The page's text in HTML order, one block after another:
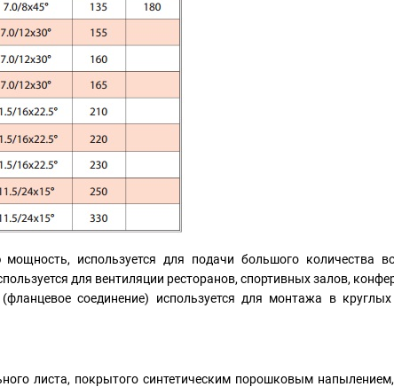
используется для подачи большого количества
для вентиляции ресторанов, спортивных залов,
соединение) используется для монтажа в круглых
листа, покрытого синтетическим порошковым